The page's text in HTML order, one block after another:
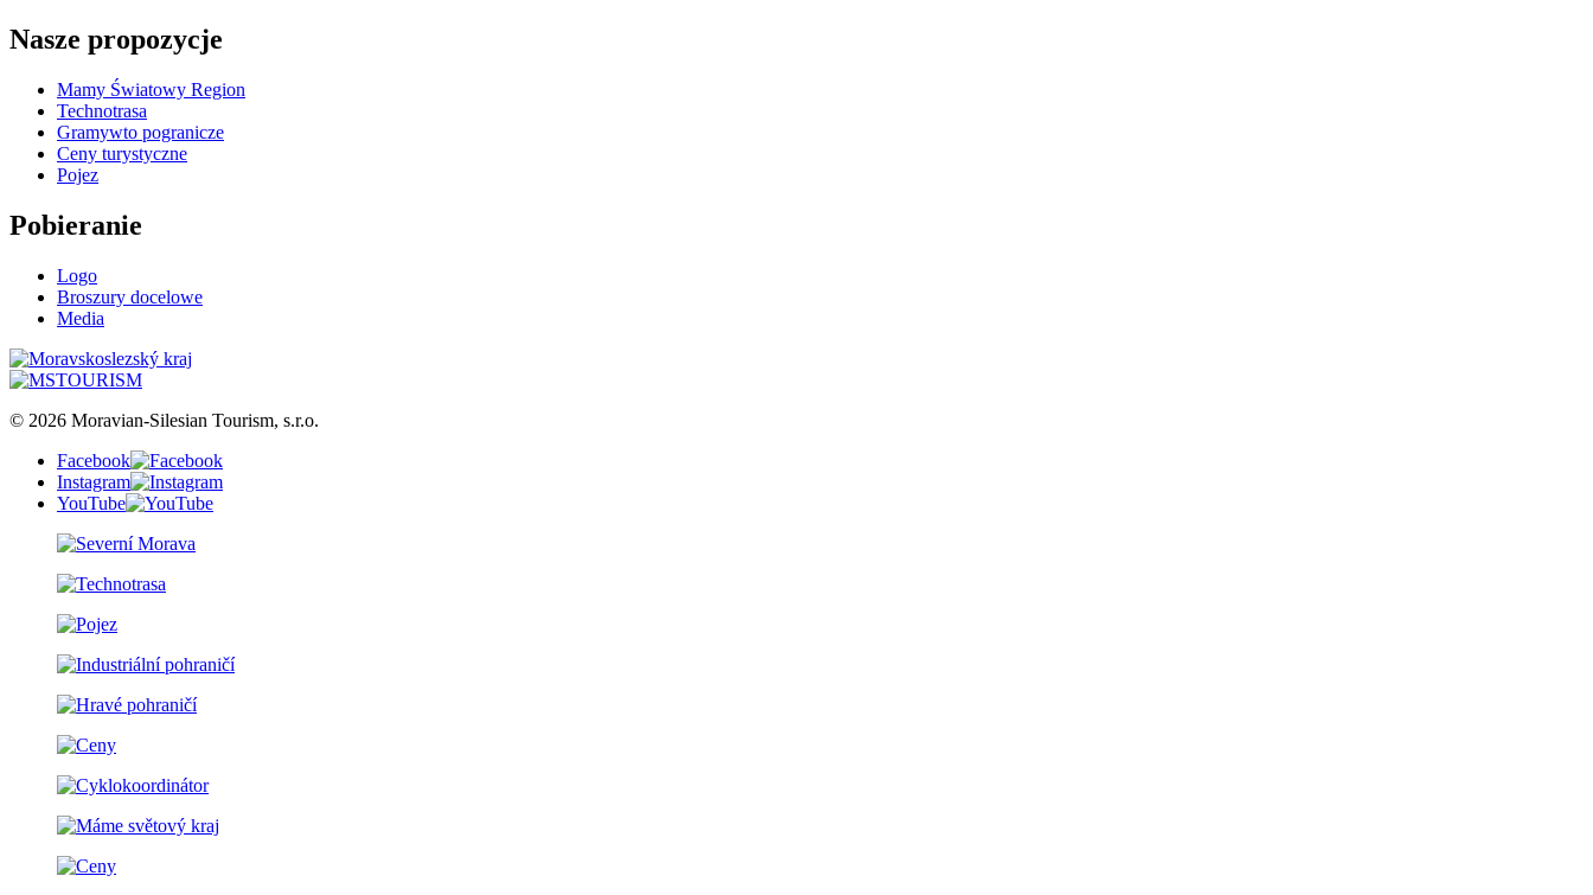
Nasze propozycje
Mamy Światowy Region
Technotrasa
Gramywto pogranicze
Ceny turystyczne
Pojez
Pobieranie
Logo
Broszury docelowe
Media
© 2026 Moravian-Silesian Tourism, s.r.o.
Facebook
Instagram
YouTube